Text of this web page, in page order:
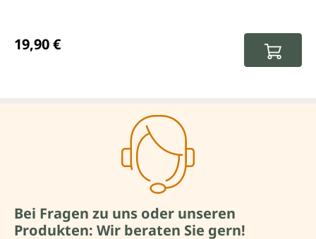
19,90 €
Bei Fragen zu uns oder unseren
Produkten: Wir beraten Sie gern!